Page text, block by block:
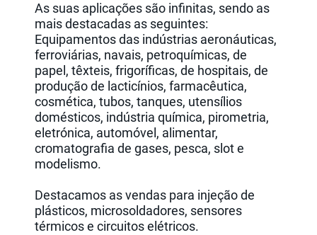
As suas aplicações são infinitas, sendo as
mais destacadas as seguintes:
Equipamentos das indústrias aeronáuticas,
ferroviárias, navais, petroquímicas, de
papel, têxteis, frigoríficas, de hospitais, de
produção de lacticínios, farmacêutica,
cosmética, tubos, tanques, utensílios
domésticos, indústria química, pirometria,
eletrónica, automóvel, alimentar,
cromatografia de gases, pesca, slot e
modelismo.
Destacamos as vendas para injeção de
plásticos, microsoldadores, sensores
térmicos e circuitos elétricos.